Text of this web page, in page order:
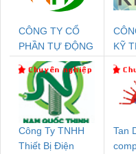
CÔNG TY CỔ
PHẦN TỰ ĐỘNG
TIẾN HƯNG
KỸ
NAM
Công Ty TNHH
Thiết Bị Điện
Tan